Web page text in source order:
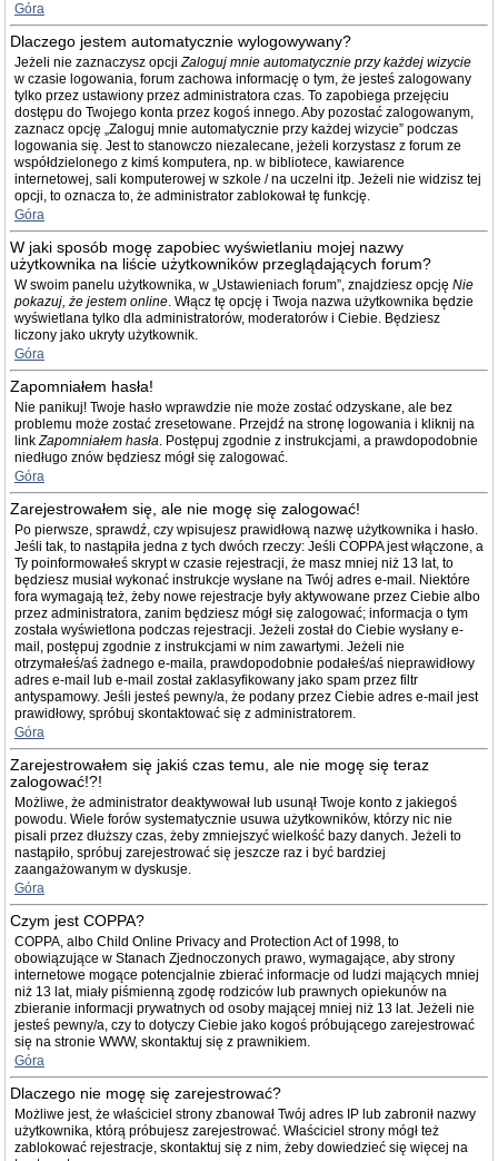
Góra
Dlaczego jestem automatycznie wylogowywany?
Jeżeli nie zaznaczysz opcjiZaloguj mnie automatycznie przy każdej wizycie
w czasie logowania, forum zachowa informację o tym, że jesteś zalogowany
tylko przez ustawiony przez administratora czas. To zapobiega przejęciu
dostępu do Twojego konta przez kogoś innego. Aby pozostać zalogowanym,
zaznacz opcję „Zaloguj mnie automatycznie przy każdej wizycie” podczas
logowania się. Jest to stanowczo niezalecane, jeżeli korzystasz z forum ze
współdzielonego z kimś komputera, np. w bibliotece, kawiarence
internetowej, sali komputerowej w szkole / na uczelni itp. Jeżeli nie widzisz tej
opcji, to oznacza to, że administrator zablokował tę funkcję.
Góra
W jaki sposób mogę zapobiec wyświetlaniu mojej nazwy
użytkownika na liście użytkowników przeglądających forum?
W swoim panelu użytkownika, w „Ustawieniach forum”, znajdziesz opcję Nie
pokazuj, że jestem online. Włącz tę opcję i Twoja nazwa użytkownika będzie
wyświetlana tylko dla administratorów, moderatorów i Ciebie. Będziesz
liczony jako ukryty użytkownik.
Góra
Zapomniałem hasła!
Nie panikuj! Twoje hasło wprawdzie nie może zostać odzyskane, ale bez
problemu może zostać zresetowane. Przejdź na stronę logowania i kliknij na
linkZapomniałem hasła. Postępuj zgodnie z instrukcjami, a prawdopodobnie
niedługo znów będziesz mógł się zalogować.
Góra
Zarejestrowałem się, ale nie mogę się zalogować!
Po pierwsze, sprawdź, czy wpisujesz prawidłową nazwę użytkownika i hasło.
Jeśli tak, to nastąpiła jedna z tych dwóch rzeczy: Jeśli COPPA jest włączone, a
Ty poinformowałeś skrypt w czasie rejestracji, że masz mniej niż 13 lat, to
będziesz musiał wykonać instrukcje wysłane na Twój adres e-mail. Niektóre
fora wymagają też, żeby nowe rejestracje były aktywowane przez Ciebie albo
przez administratora, zanim będziesz mógł się zalogować; informacja o tym
została wyświetlona podczas rejestracji. Jeżeli został do Ciebie wysłany e-
mail, postępuj zgodnie z instrukcjami w nim zawartymi. Jeżeli nie
otrzymałeś/aś żadnego e-maila, prawdopodobnie podałeś/aś nieprawidłowy
adres e-mail lub e-mail został zaklasyfikowany jako spam przez filtr
antyspamowy. Jeśli jesteś pewny/a, że podany przez Ciebie adres e-mail jest
prawidłowy, spróbuj skontaktować się z administratorem.
Góra
Zarejestrowałem się jakiś czas temu, ale nie mogę się teraz
zalogować!?!
Możliwe, że administrator deaktywował lub usunął Twoje konto z jakiegoś
powodu. Wiele forów systematycznie usuwa użytkowników, którzy nic nie
pisali przez dłuższy czas, żeby zmniejszyć wielkość bazy danych. Jeżeli to
nastąpiło, spróbuj zarejestrować się jeszcze raz i być bardziej
zaangażowanym w dyskusje.
Góra
Czym jest COPPA?
COPPA, albo Child Online Privacy and Protection Act of 1998, to
obowiązujące w Stanach Zjednoczonych prawo, wymagające, aby strony
internetowe mogące potencjalnie zbierać informacje od ludzi mających mniej
niż 13 lat, miały piśmienną zgodę rodziców lub prawnych opiekunów na
zbieranie informacji prywatnych od osoby mającej mniej niż 13 lat. Jeżeli nie
jesteś pewny/a, czy to dotyczy Ciebie jako kogoś próbującego zarejestrować
się na stronie WWW, skontaktuj się z prawnikiem.
Góra
Dlaczego nie mogę się zarejestrować?
Możliwe jest, że właściciel strony zbanował Twój adres IP lub zabronił nazwy
użytkownika, którą próbujesz zarejestrować. Właściciel strony mógł też
zablokować rejestracje, skontaktuj się z nim, żeby dowiedzieć się więcej na